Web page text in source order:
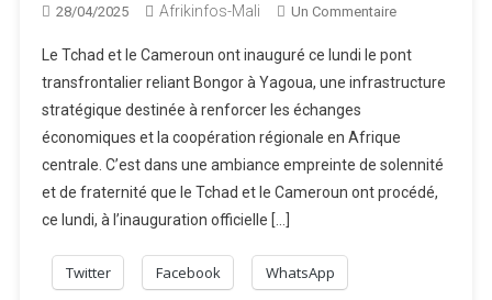
28/04/2025 Afrikinfos-Mali Un CommentaireSur
Cameroun
:
Nouveau
Pont
Pour
Le Tchad et le Cameroun ont inauguré ce lundi le pont
transfrontalier reliant Bongor à Yagoua, une infrastructure
stratégique destinée à renforcer les échanges
économiques et la coopération régionale en Afrique
centrale. C’est dans une ambiance empreinte de solennité
et de fraternité que le Tchad et le Cameroun ont procédé,
ce lundi, à l’inauguration officielle […]
Twitter Facebook WhatsApp